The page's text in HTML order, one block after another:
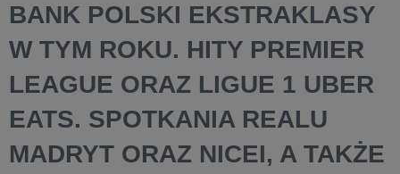
BANK POLSKI EKSTRAKLASY
W TYM ROKU. HITY PREMIER
LEAGUE ORAZ LIGUE 1 UBER
EATS. SPOTKANIA REALU
MADRYT ORAZ NICEI, A TAKŻE